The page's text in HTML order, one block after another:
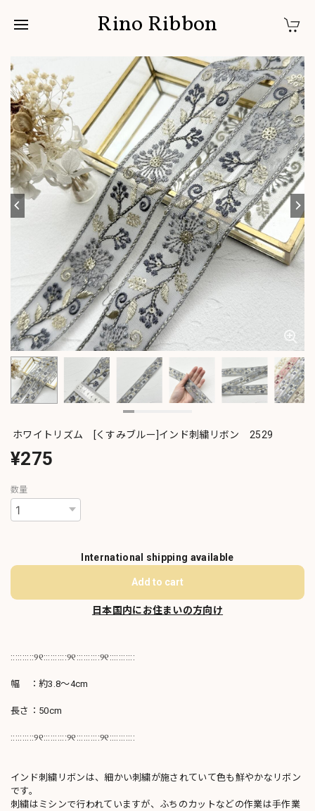
Rino Ribbon
ホワイトリズム [くすみブルー]インド刺繍リボン 2529
¥275
数量
International shipping available
Add to cart
日本国内にお住まいの方向け
::::::::::୨୧::::::::::୨୧::::::::::୨୧:::::::::::
幅 ：約3.8～4cm
長さ：50cm
::::::::::୨୧::::::::::୨୧::::::::::୨୧:::::::::::
インド刺繍リボンは、細かい刺繍が施されていて色も鮮やかなリボン
です。
刺繍はミシンで行われていますが、ふちのカットなどの作業は手作業